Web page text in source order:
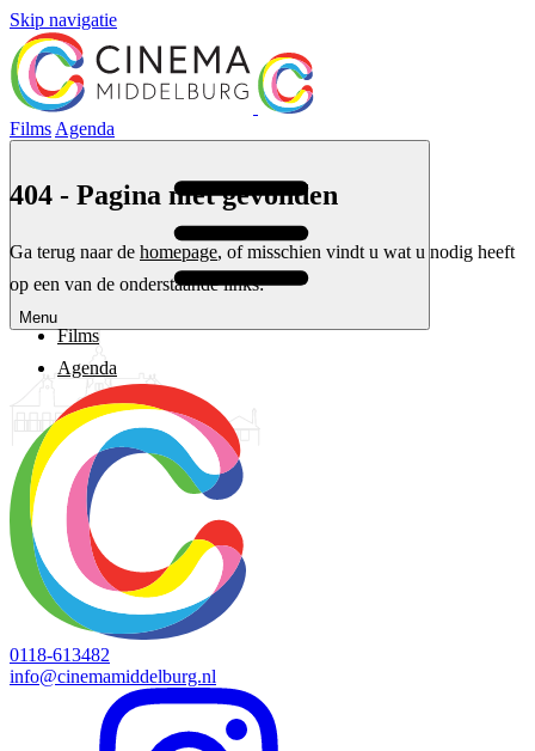
Skip navigatie
Films Agenda
Menu
404 - Pagina niet gevonden
Ga terug naar de homepage, of misschien vindt u wat u nodig heeft
op een van de onderstaande links:
Films
Agenda
0118-613482
info@cinemamiddelburg.nl